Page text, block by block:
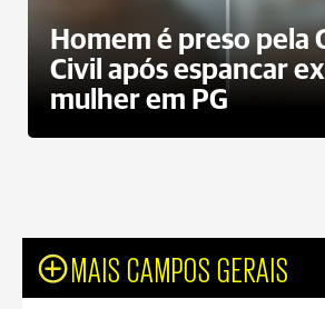
Homem é preso pela
Civil após espancar
mulher em PG
MAIS CAMPOS GERAIS